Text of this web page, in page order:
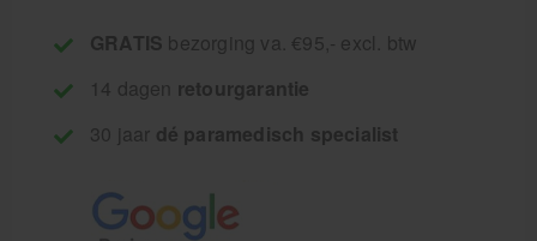
GRATIS bezorging va. €95,- excl. btw
14 dagen retourgarantie
30 jaar dé paramedisch specialist